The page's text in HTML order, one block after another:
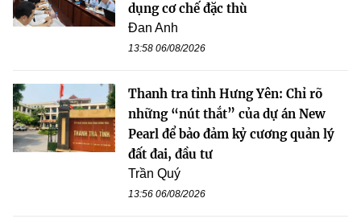
dụng cơ chế đặc thù
Đan Anh
13:58 06/08/2026
Thanh tra tỉnh Hưng Yên: Chỉ rõ
những “nút thắt” của dự án New
Pearl để bảo đảm kỷ cương quản lý
đất đai, đầu tư
Trần Quý
13:56 06/08/2026